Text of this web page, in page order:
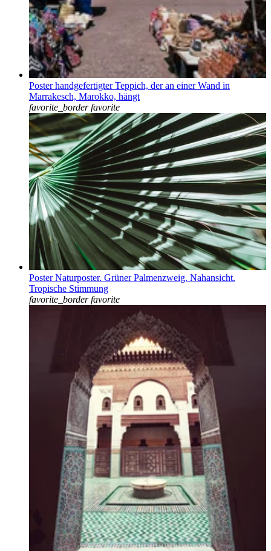
Poster handgefertigter Teppich, der an einer Wand in
Marrakesch, Marokko, hängt
favorite_border favorite
Poster Naturposter. Grüner Palmenzweig. Nahansicht.
Tropische Stimmung
favorite_border favorite